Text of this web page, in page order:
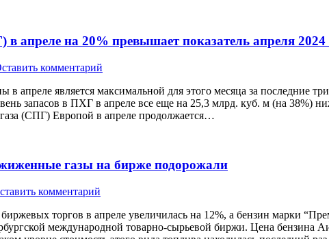
апреле на 20% превышает показатель апреля 2024
комментарий
апреле является максимальной для этого месяца за последние
запасов в ПХГ в апреле все еще на 25,3 млрд. куб. м (на 38%)
(СПГ) Европой в апреле продолжается…
газы на бирже подорожали
комментарий
торгов в апреле увеличилась на 12%, а бензин марки
международной товарно-сырьевой биржи. Цена бензина